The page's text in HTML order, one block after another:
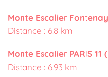
Monte Escalier
Distance : 6.8 km
Monte Escalier PARIS 11
Distance : 6.93 km